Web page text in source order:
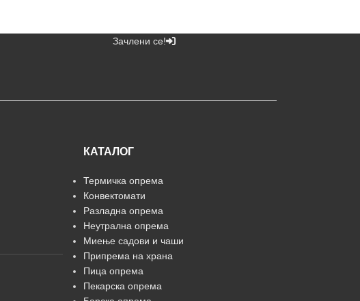
Зачлени се!
КАТАЛОГ
Термичка опрема
Конвектомати
Разладна опрема
Неутрална опрема
Миење садови и чаши
Припрема на храна
Пица опрема
Пекарска опрема